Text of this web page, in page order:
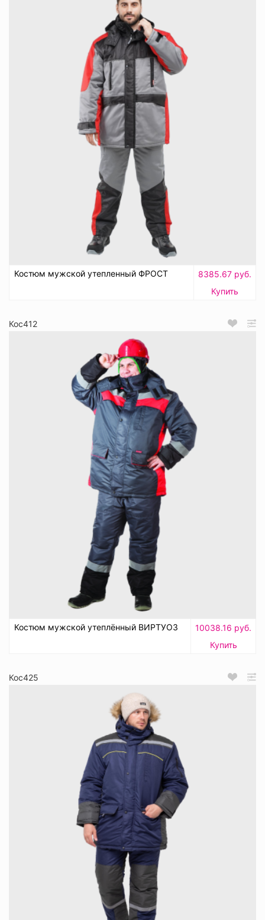
Костюм мужской утепленный ФРОСТ
8385.67 руб.
Купить
Кос412
Костюм мужской утеплённый ВИРТУОЗ
10038.16 руб.
Купить
Кос425